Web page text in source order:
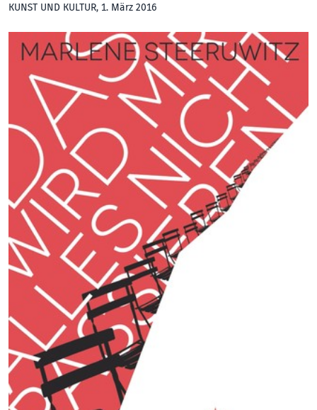
KUNST UND KULTUR, 1. März 2016